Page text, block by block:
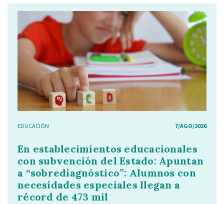
EDUCACIÓN 7/AGO/2026
En establecimientos educacionales
con subvención del Estado: Apuntan
a “sobrediagnóstico”: Alumnos con
necesidades especiales llegan a
récord de 473 mil